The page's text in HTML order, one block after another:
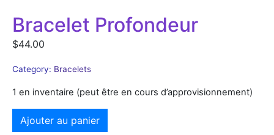
Bracelet Profondeur
$44.00
Category: Bracelets
1 en inventaire (peut être en cours d’approvisionnement)
Ajouter au panier